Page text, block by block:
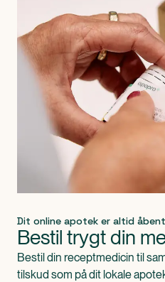
Dit online apotek er altid åbent
Bestil trygt din
Bestil din receptmedicin til
tilskud som på dit lokale